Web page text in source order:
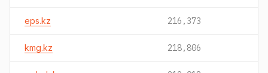
eps.kz 216,373
kmg.kz 218,806